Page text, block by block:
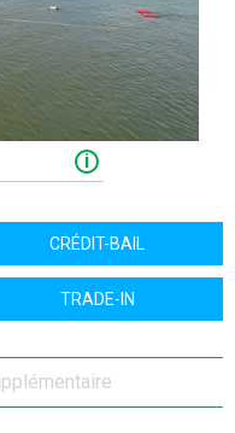
i
CRÉDIT-BAIL
TRADE-IN